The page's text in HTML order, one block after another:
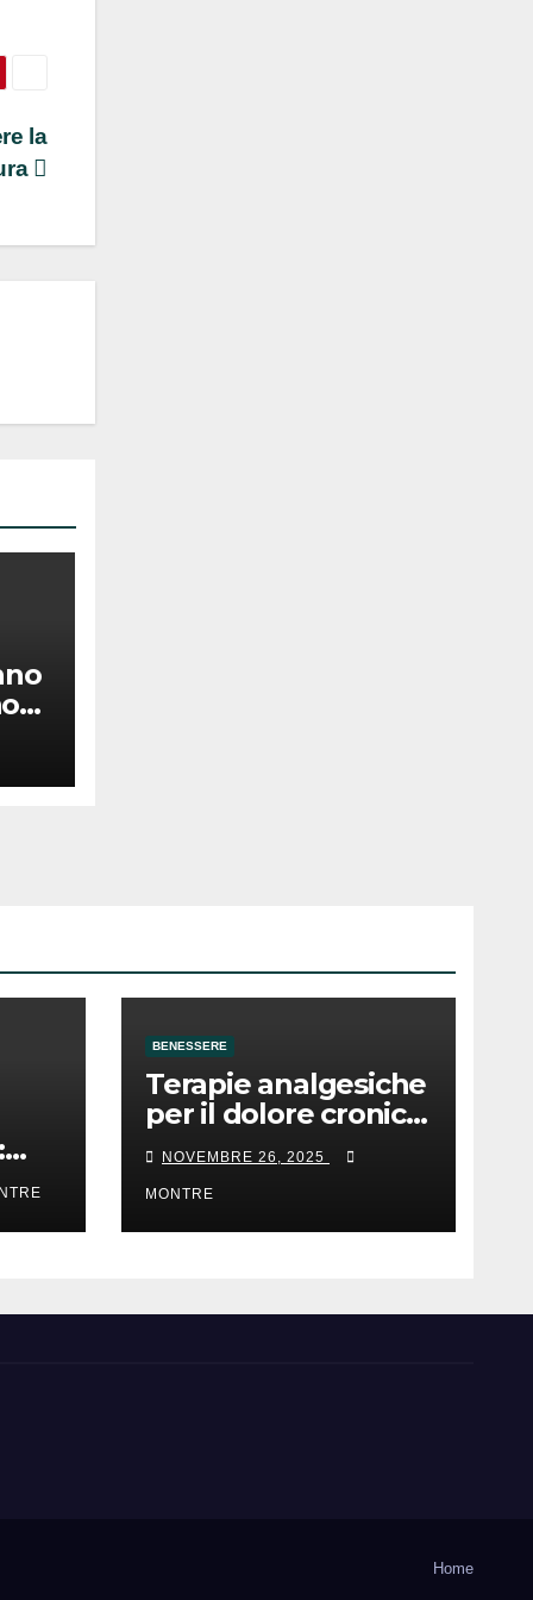
la
BENESSERE
Terapie analgesiche
per il dolore cronico:
le cose da sapere
NOVEMBRE 26, 2025
MONTRE
Home